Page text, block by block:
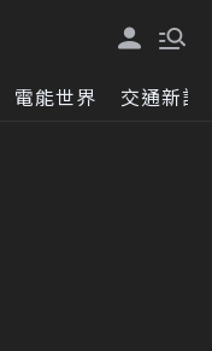
電能世界 交通新訊